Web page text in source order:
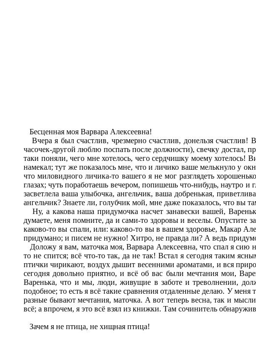
Бесценная моя Варвара Алексеевна!
Вчера я был счастлив, чрезмерно счастлив, донельзя
часочек-другой люблю поспать после должности), свечку достал,
таки поняли, чего мне хотелось, чего сердчишку моему хотелось!
намекал; тут же показалось мне, что и личико ваше мелькнуло у
что миловидного личика-то вашего я не мог разглядеть
глазах; чуть поработаешь вечером, попишешь что-нибудь, наутро
засветлела ваша улыбочка, ангельчик, ваша добренькая,
ангельчик? Знаете ли, голубчик мой, мне даже показалось, что
Ну, а какова наша придумочка насчет занавески вашей,
думаете, меня помните, да и сами-то здоровы и веселы. Опустите
каково-то вы спали, или: каково-то вы в вашем здоровье, Макар
придумано; и писем не нужно! Хитро, не правда ли? А ведь
Доложу я вам, маточка моя, Варвара Алексеевна, что спал я сию
то не спится; всё что-то так, да не так! Встал я сегодня таким
птички чирикают, воздух дышит весенними ароматами, и вся
сегодня довольно приятно, и всё об вас были мечтания мои,
Варенька, что и мы, люди, живущие в заботе и треволнении,
подобное; то есть я всё такие сравнения отдаленные делаю. У
разные бывают мечтания, маточка. А вот теперь весна, так и
всё; а впрочем, я это всё взял из книжки. Там сочинитель
Зачем я не птица, не хищная птица!